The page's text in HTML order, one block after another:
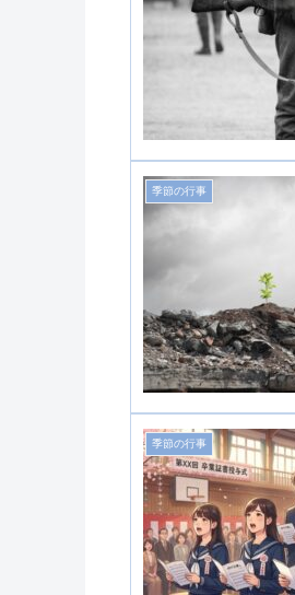
季節の行事
季節の行事